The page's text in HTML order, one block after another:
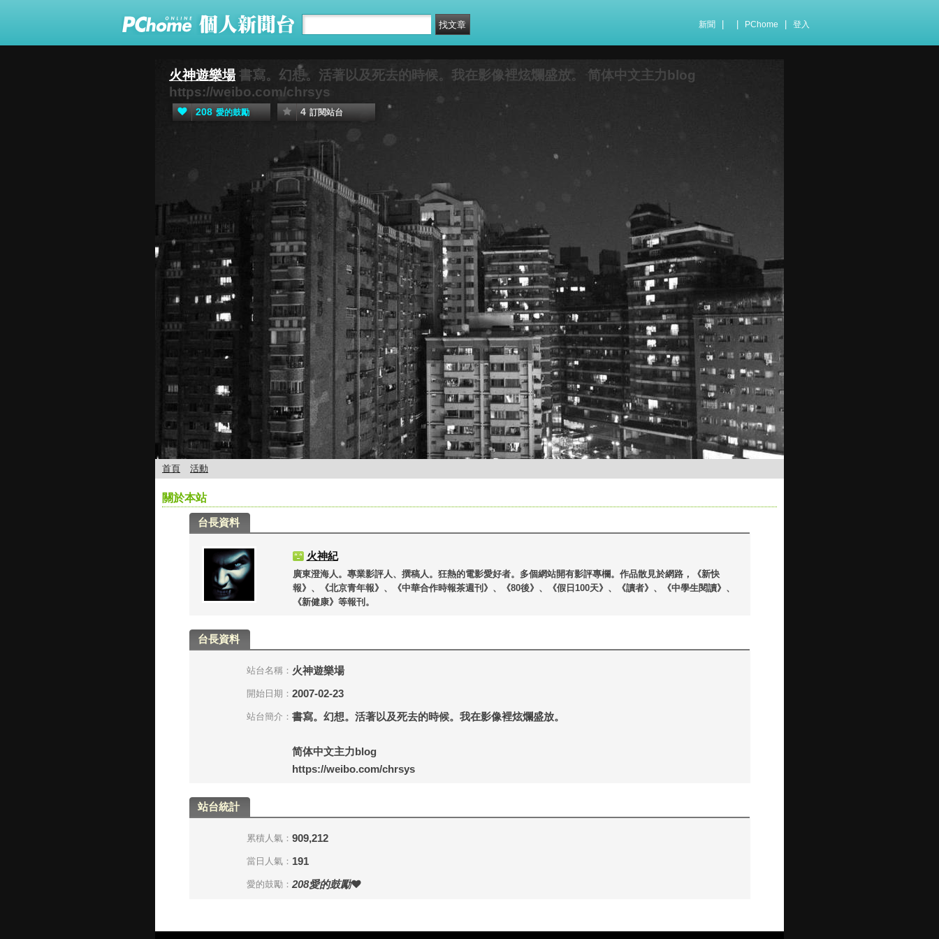
新聞 PChome 登入
火神遊樂場 書寫。幻想。活著以及死去的時候。我在影像裡炫爛盛放。 简体中文主力blog
https://weibo.com/chrsys
208 愛的鼓勵 4 訂閱站台
首頁 活動
關於本站
台長資料
火神紀
廣東澄海人。專業影評人、撰稿人。狂熱的電影愛好者。多個網站開有影評專欄。作品散見於網路，《新快
報》、《北京青年報》、《中華合作時報茶週刊》、《80後》、《假日100天》、《讀者》、《中學生閱讀》、
《新健康》等報刊。
台長資料
站台名稱： 火神遊樂場
開始日期： 2007-02-23
站台簡介： 書寫。幻想。活著以及死去的時候。我在影像裡炫爛盛放。
简体中文主力blog
https://weibo.com/chrsys
站台統計
累積人氣： 909,212
當日人氣： 191
愛的鼓勵： 208愛的鼓勵